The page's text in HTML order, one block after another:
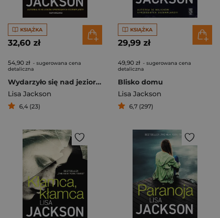
KSIĄŻKA
32,60 zł
54,90 zł - sugerowana cena
detaliczna
Wydarzyło się nad jeziorem. Wyspa tajemnic
Lisa Jackson
6,4 (23)
KSIĄŻKA
29,99 zł
49,90 zł - sugerowana cena
detaliczna
Blisko domu
Lisa Jackson
6,7 (297)